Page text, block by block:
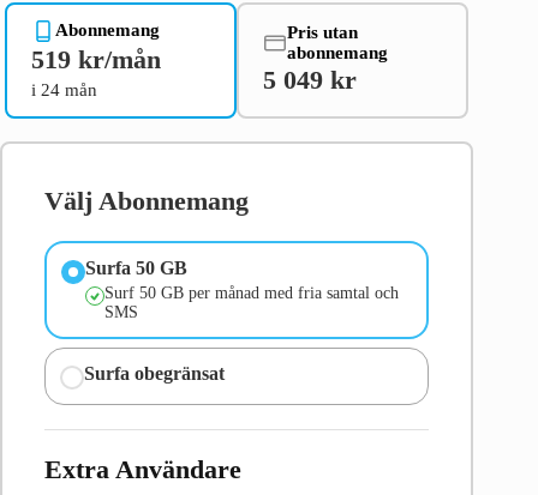
Abonnemang
519 kr/mån
i 24 mån
Pris utan
abonnemang
5 049 kr
Välj Abonnemang
Surfa 50 GB
Surf 50 GB per månad med fria samtal och
SMS
Surfa obegränsat
Extra Användare